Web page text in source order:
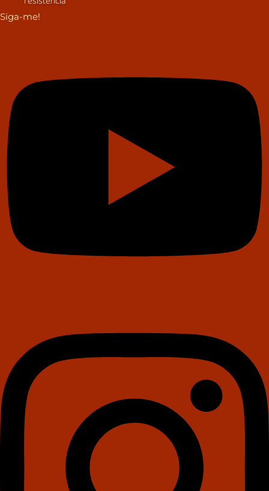
Siga-me!